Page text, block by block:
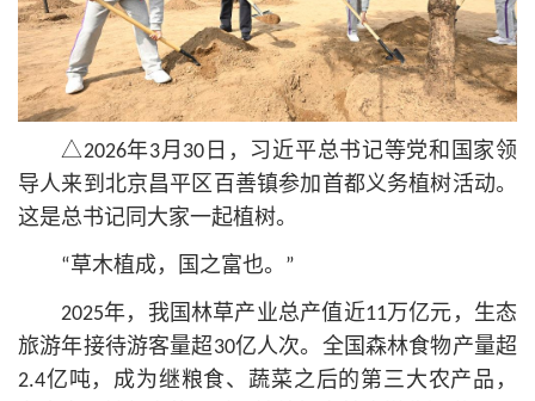
△2026年3月30日，习 近平总书记等党和国家领
导人来到北京昌平区百善镇参加首都义务植树活动。
这是总书记 同大家一起植树。
“草木植成，国之富也。”
2025年，我国林草产业总产值近11万亿元，生态
旅游年接待游客量超30亿人次。全国森林食物产量超
2.4亿吨，成为继粮食、蔬菜之后的第三大农产品，